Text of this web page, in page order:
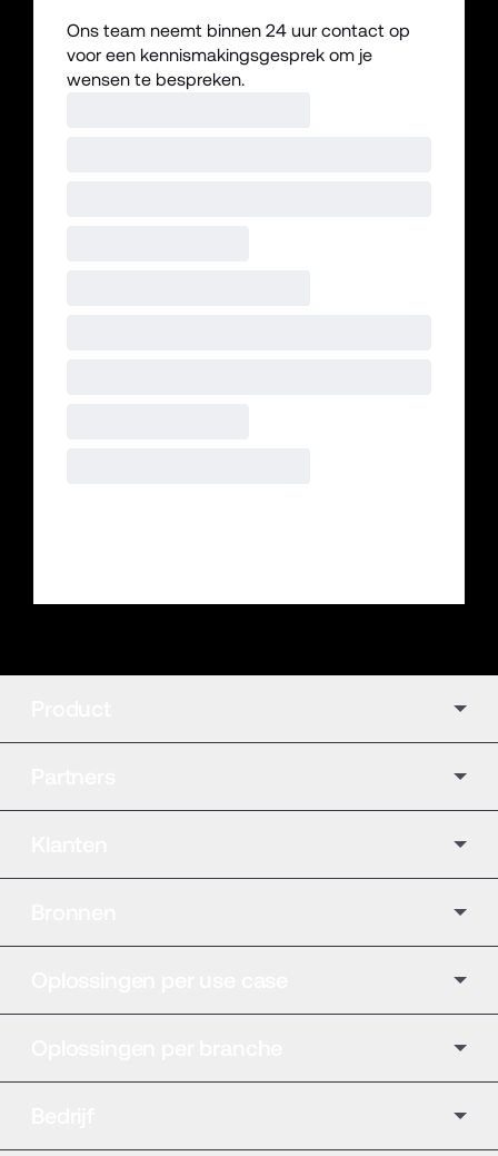
Ons team neemt binnen 24 uur contact op
voor een kennismakingsgesprek om je
wensen te bespreken.